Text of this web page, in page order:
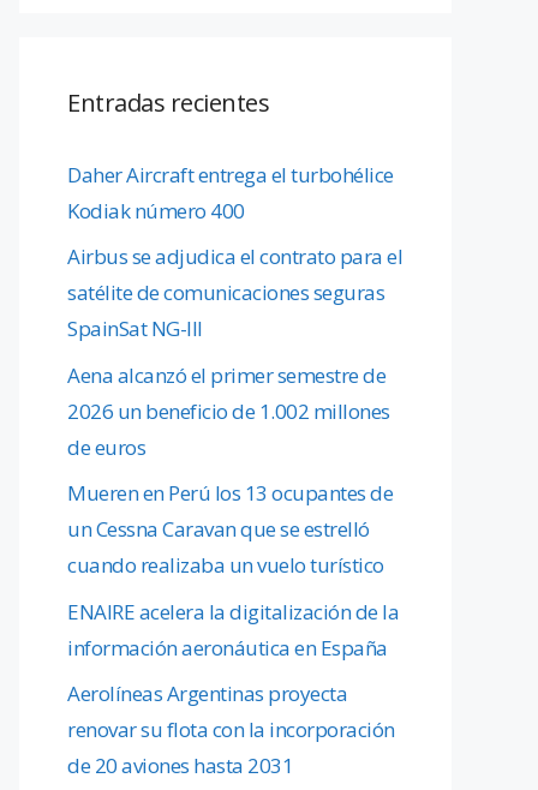
Entradas recientes
Daher Aircraft entrega el turbohélice
Kodiak número 400
Airbus se adjudica el contrato para el
satélite de comunicaciones seguras
SpainSat NG-III
Aena alcanzó el primer semestre de
2026 un beneficio de 1.002 millones
de euros
Mueren en Perú los 13 ocupantes de
un Cessna Caravan que se estrelló
cuando realizaba un vuelo turístico
ENAIRE acelera la digitalización de la
información aeronáutica en España
Aerolíneas Argentinas proyecta
renovar su flota con la incorporación
de 20 aviones hasta 2031